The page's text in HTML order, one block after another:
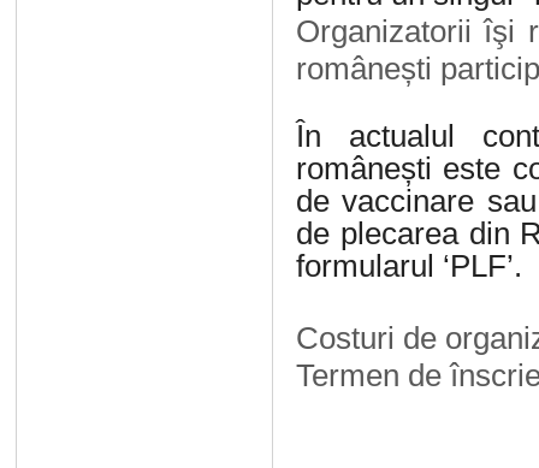
Organizatorii îşi
românești
În actualul
românești este
de vaccinare
de plecarea din
formularul ‘PLF’.
Costuri de
Termen de